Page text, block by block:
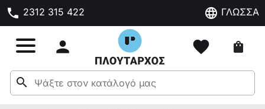
phone 2312 315 422 language ΓΛΩΣΣΑ
 favorite shopping_bag
search